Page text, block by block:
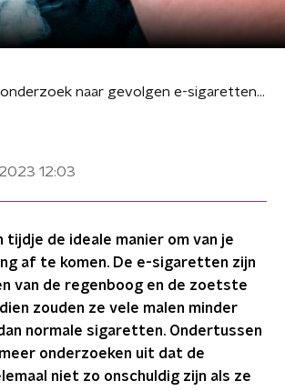
Nieuw onderzoek naar gevolgen e-sigaretten: Vapen laat je ballen krimpen
12:03
tijdje de ideale manier om van je
af te komen. De e-sigaretten zijn
van de regenboog en de zoetste
zouden ze vele malen minder
normale sigaretten. Ondertussen
onderzoeken uit dat de
niet zo onschuldig zijn als ze